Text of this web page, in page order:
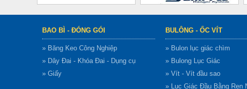
BAO BÌ - ĐÓNG GÓI
» Băng Keo Công Nghiệp
» Dây Đai - Khóa Đai - Dụng cụ
» Giấy
BULÔNG - ỐC VÍT
» Bulon lục giác chìm
» Bulong Lục Giác
» Vít - Vít đầu sao
» Lục Giác Đầu Bằng Ren